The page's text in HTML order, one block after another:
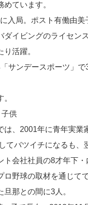
めています。
入局。ポスト有働由美
ダイビングのライセン
り活躍。
サンデースポーツ」
供
は、2001年に青年実業
てバツイチになるも、
ト会社社員の8才年下
ロ野球の取材を通じてで
旦那との間に3人。